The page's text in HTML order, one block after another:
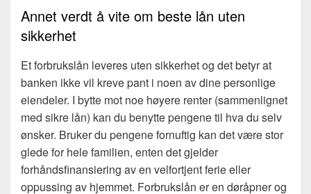
Annet verdt å vite om beste lån uten
sikkerhet
Et forbrukslån leveres uten sikkerhet og det betyr at
banken ikke vil kreve pant i noen av dine personlige
eiendeler. I bytte mot noe høyere renter (sammenlignet
med sikre lån) kan du benytte pengene til hva du selv
ønsker. Bruker du pengene fornuftig kan det være stor
glede for hele familien, enten det gjelder
forhåndsfinansiering av en velfortjent ferie eller
oppussing av hjemmet. Forbrukslån er en døråpner og